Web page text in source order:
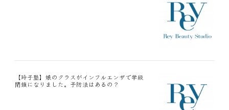
【玲子塾】娘のクラスがインフルエンザで学級
閉鎖になりました。予防法はあるの？